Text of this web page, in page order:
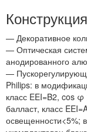
Конструкция
— Декоративное
— Оптическая
анодированного
—
Philips: в
класс EEI=B2, cos
балласт, класс
освещенности<5%;